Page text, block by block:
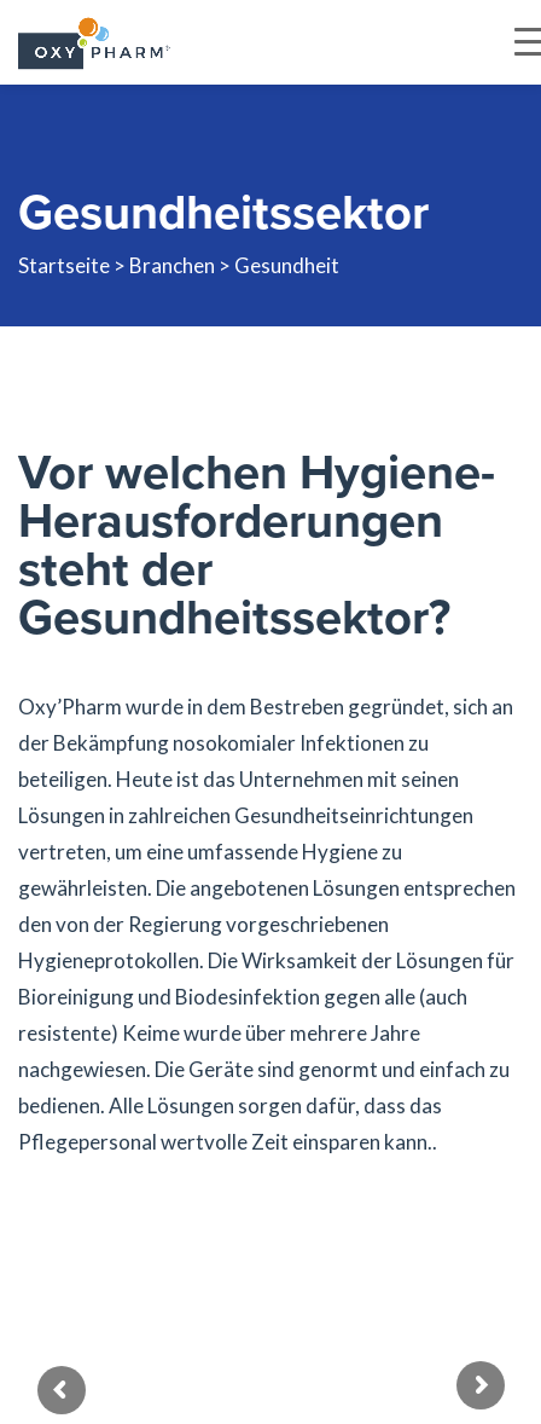
content
Gesundheitssektor
Startseite > Branchen > Gesundheit
Vor welchen Hygiene-
Herausforderungen
steht der
Gesundheitssektor?
Oxy’Pharm wurde in dem Bestreben gegründet, sich an
der Bekämpfung nosokomialer Infektionen zu
beteiligen. Heute ist das Unternehmen mit seinen
Lösungen in zahlreichen Gesundheitseinrichtungen
vertreten, um eine umfassende Hygiene zu
gewährleisten. Die angebotenen Lösungen entsprechen
den von der Regierung vorgeschriebenen
Hygieneprotokollen. Die Wirksamkeit der Lösungen für
Bioreinigung und Biodesinfektion gegen alle (auch
resistente) Keime wurde über mehrere Jahre
nachgewiesen. Die Geräte sind genormt und einfach zu
bedienen. Alle Lösungen sorgen dafür, dass das
Pflegepersonal wertvolle Zeit einsparen kann..
Öffentliche und private Krankenhäuser